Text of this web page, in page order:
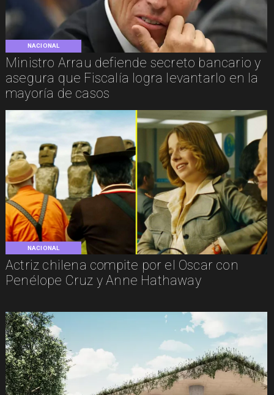
NACIONAL
Ministro Arrau defiende secreto bancario y
asegura que Fiscalía logra levantarlo en la
mayoría de casos
NACIONAL
Actriz chilena compite por el Oscar con
Penélope Cruz y Anne Hathaway